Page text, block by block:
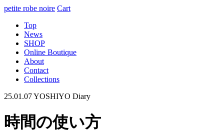
petite robe noire Cart
Top
News
SHOP
Online Boutique
About
Contact
Collections
25.01.07YOSHIYO Diary
時間の使い方